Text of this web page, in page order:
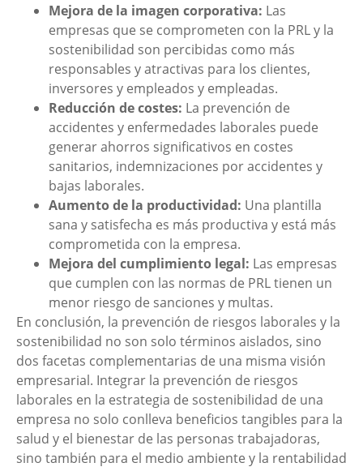
Mejora de la imagen corporativa: Las
empresas que se comprometen con la PRL y la
sostenibilidad son percibidas como más
responsables y atractivas para los clientes,
inversores y empleados y empleadas.
Reducción de costes: La prevención de
accidentes y enfermedades laborales puede
generar ahorros significativos en costes
sanitarios, indemnizaciones por accidentes y
bajas laborales.
Aumento de la productividad: Una plantilla
sana y satisfecha es más productiva y está más
comprometida con la empresa.
Mejora del cumplimiento legal: Las empresas
que cumplen con las normas de PRL tienen un
menor riesgo de sanciones y multas.
En conclusión, la prevención de riesgos laborales y la
sostenibilidad no son solo términos aislados, sino
dos facetas complementarias de una misma visión
empresarial. Integrar la prevención de riesgos
laborales en la estrategia de sostenibilidad de una
empresa no solo conlleva beneficios tangibles para la
salud y el bienestar de las personas trabajadoras,
sino también para el medio ambiente y la rentabilidad